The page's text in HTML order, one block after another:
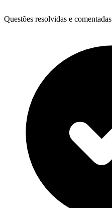
Questões resolvidas e comentadas